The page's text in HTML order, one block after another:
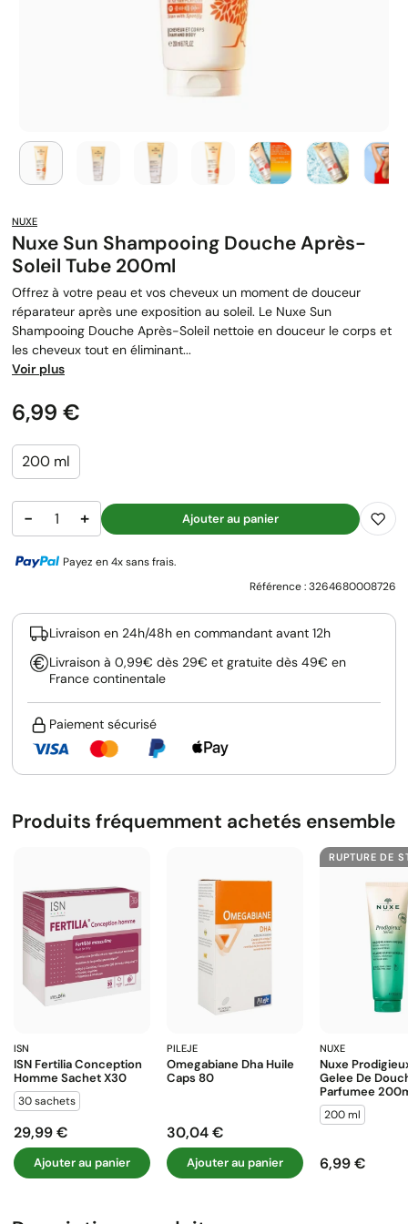
NUXE
Nuxe Sun Shampooing Douche Après-
Soleil Tube 200ml
Offrez à votre peau et vos cheveux un moment de douceur
réparateur après une exposition au soleil. Le Nuxe Sun
Shampooing Douche Après-Soleil nettoie en douceur le corps et
les cheveux tout en éliminant...
Voir plus
Prix
6,99 €
200 ml
− + Ajouter au panier
Payez en 4x sans frais.
Référence :3264680008726
Livraison en 24h/48h en commandant avant 12h
Livraison à 0,99€ dès 29€ et gratuite dès 49€ en
France continentale
Paiement sécurisé
Produits fréquemment achetés ensemble
ISN
ISN Fertilia Conception
Homme Sachet X30
30 sachets
Prix
29,99 €
Ajouter au panier
PILEJE
Omegabiane Dha Huile
Caps 80
Prix
30,04 €
Ajouter au panier
RUPTURE DE
NUXE
Nuxe
Gelee De
Parfumee
200 ml
Prix
6,99 €